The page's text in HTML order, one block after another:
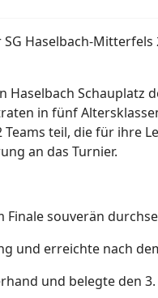
Haselbach-
Haselbach
in fünf
teil, die für ihre
an das Turnier.
Finale souverän
und erreichte nach
und belegte den